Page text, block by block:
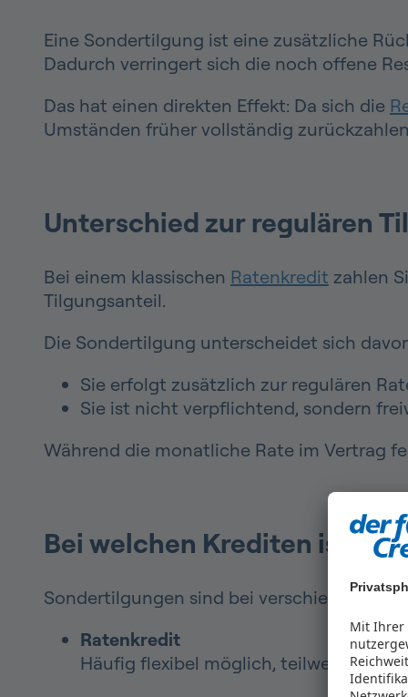
Mit Ihrer
Eine Sondertilgung ist eine zusätzliche
Dadurch verringert sich die noch offene
Das hat einen direkten Effekt: Da sich die
Umständen früher vollständig
Unterschied zur regulären
Bei einem klassischen Ratenkredit zahlen
Tilgungsanteil.
Die Sondertilgung unterscheidet sich
Sie erfolgt zusätzlich zur regulären
Sie ist nicht verpflichtend, sondern
Während die monatliche Rate im Vertrag
Bei welchen Krediten ist
Sondertilgungen sind bei verschiedenen
Ratenkredit
Häufig flexibel möglich, teilweise